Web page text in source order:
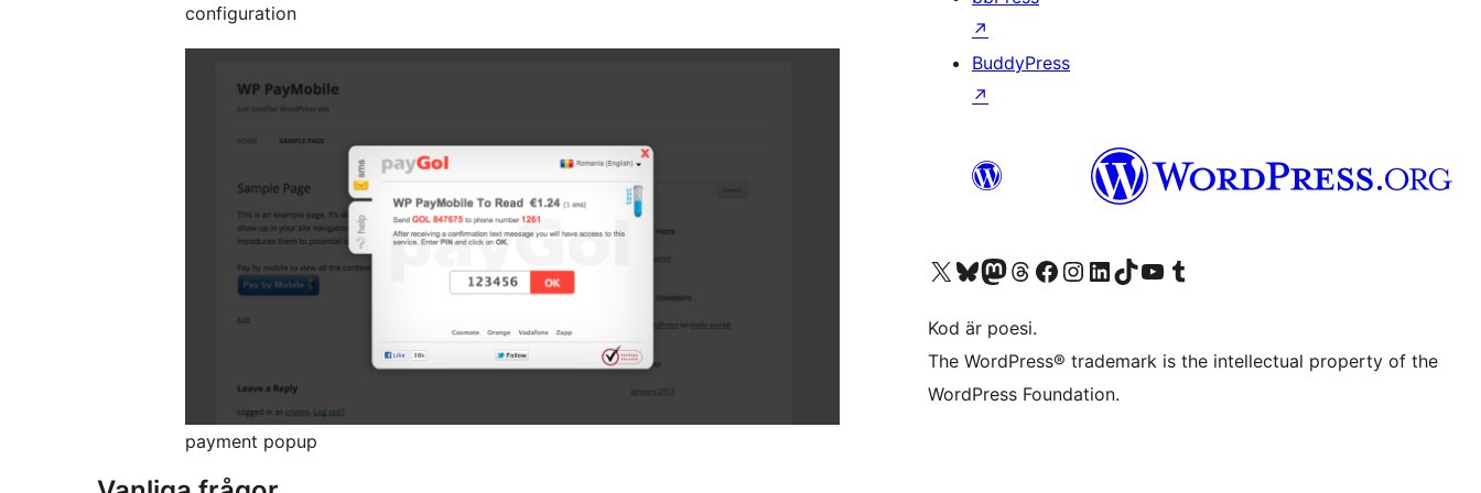
configuration
payment popup
↗
BuddyPress
↗
Besök vår X-konto (f.d. Twitter)
Besök vårt Bluesky-konto
Besök vårt Mastodon-konto
Besök vårt Thread-konto
Besök vår Facebook-sidaBesök vårt Instagram-konto
Besök vårt LinkedIn-konto
Besök vårt TikTok-konto
Besök vår YouTube-kanalBesök vårt Tumblr-konto
Kod är poesi.
The WordPress® trademark is the intellectual property of the
WordPress Foundation.